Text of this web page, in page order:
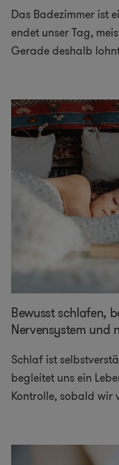
Das Badezimmer ist
endet unser Tag,
Gerade deshalb
Bewusst schlafen,
Nervensystem und
Schlaf ist
begleitet uns ein
Kontrolle, sobald wir